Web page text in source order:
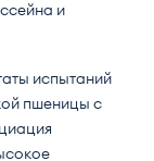
и
испытаний
пшеницы с